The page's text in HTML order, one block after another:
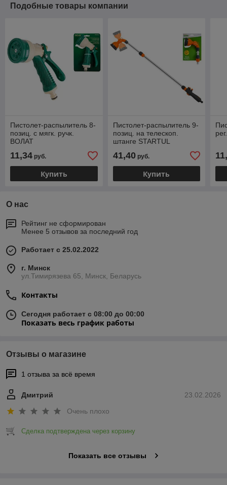
Подобные товары компании
Пистолет-распылитель 8-
позиц. с мягк. ручк.
ВОЛАТ
11,34 руб.
Купить
Пистолет-распылитель 9-
позиц. на телескоп.
штанге STARTUL
41,40руб.
Купить
О нас
Рейтинг не сформирован
Менее 5 отзывов за последний год
Работает с 25.02.2022
г. Минск
ул.Тимирязева 65, Минск, Беларусь
Контакты
Сегодня работает с 08:00 до 00:00
Показать весь график работы
Отзывы о магазине
1 отзыва за всё время
23.02.2026
Дмитрий
Очень плохо
Сделка подтверждена через корзину
Показать все отзывы